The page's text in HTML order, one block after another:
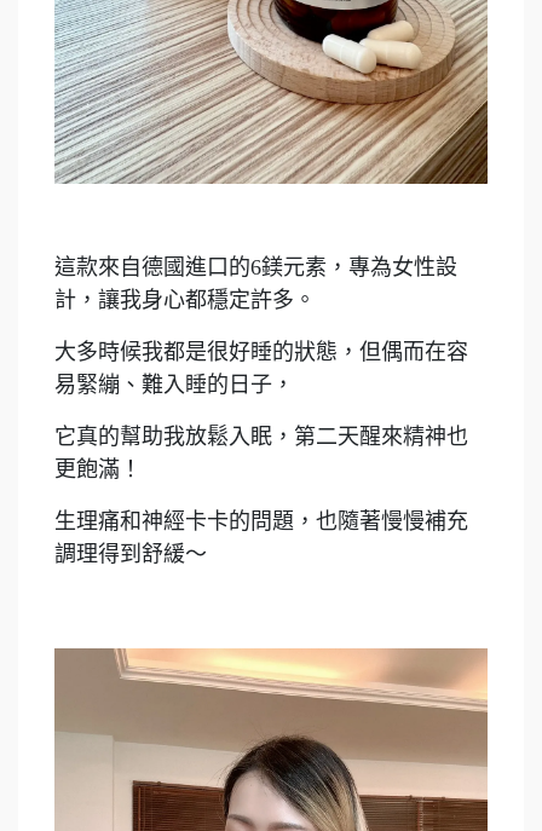
這款來自德國進口的6鎂元素，專為女性設
計，讓我身心都穩定許多。
大多時候我都是很好睡的狀態，但偶而在容
易緊繃、難入睡的日子，
它真的幫助我放鬆入眠，第二天醒來精神也
更飽滿！
生理痛和神經卡卡的問題，也隨著慢慢補充
調理得到舒緩～